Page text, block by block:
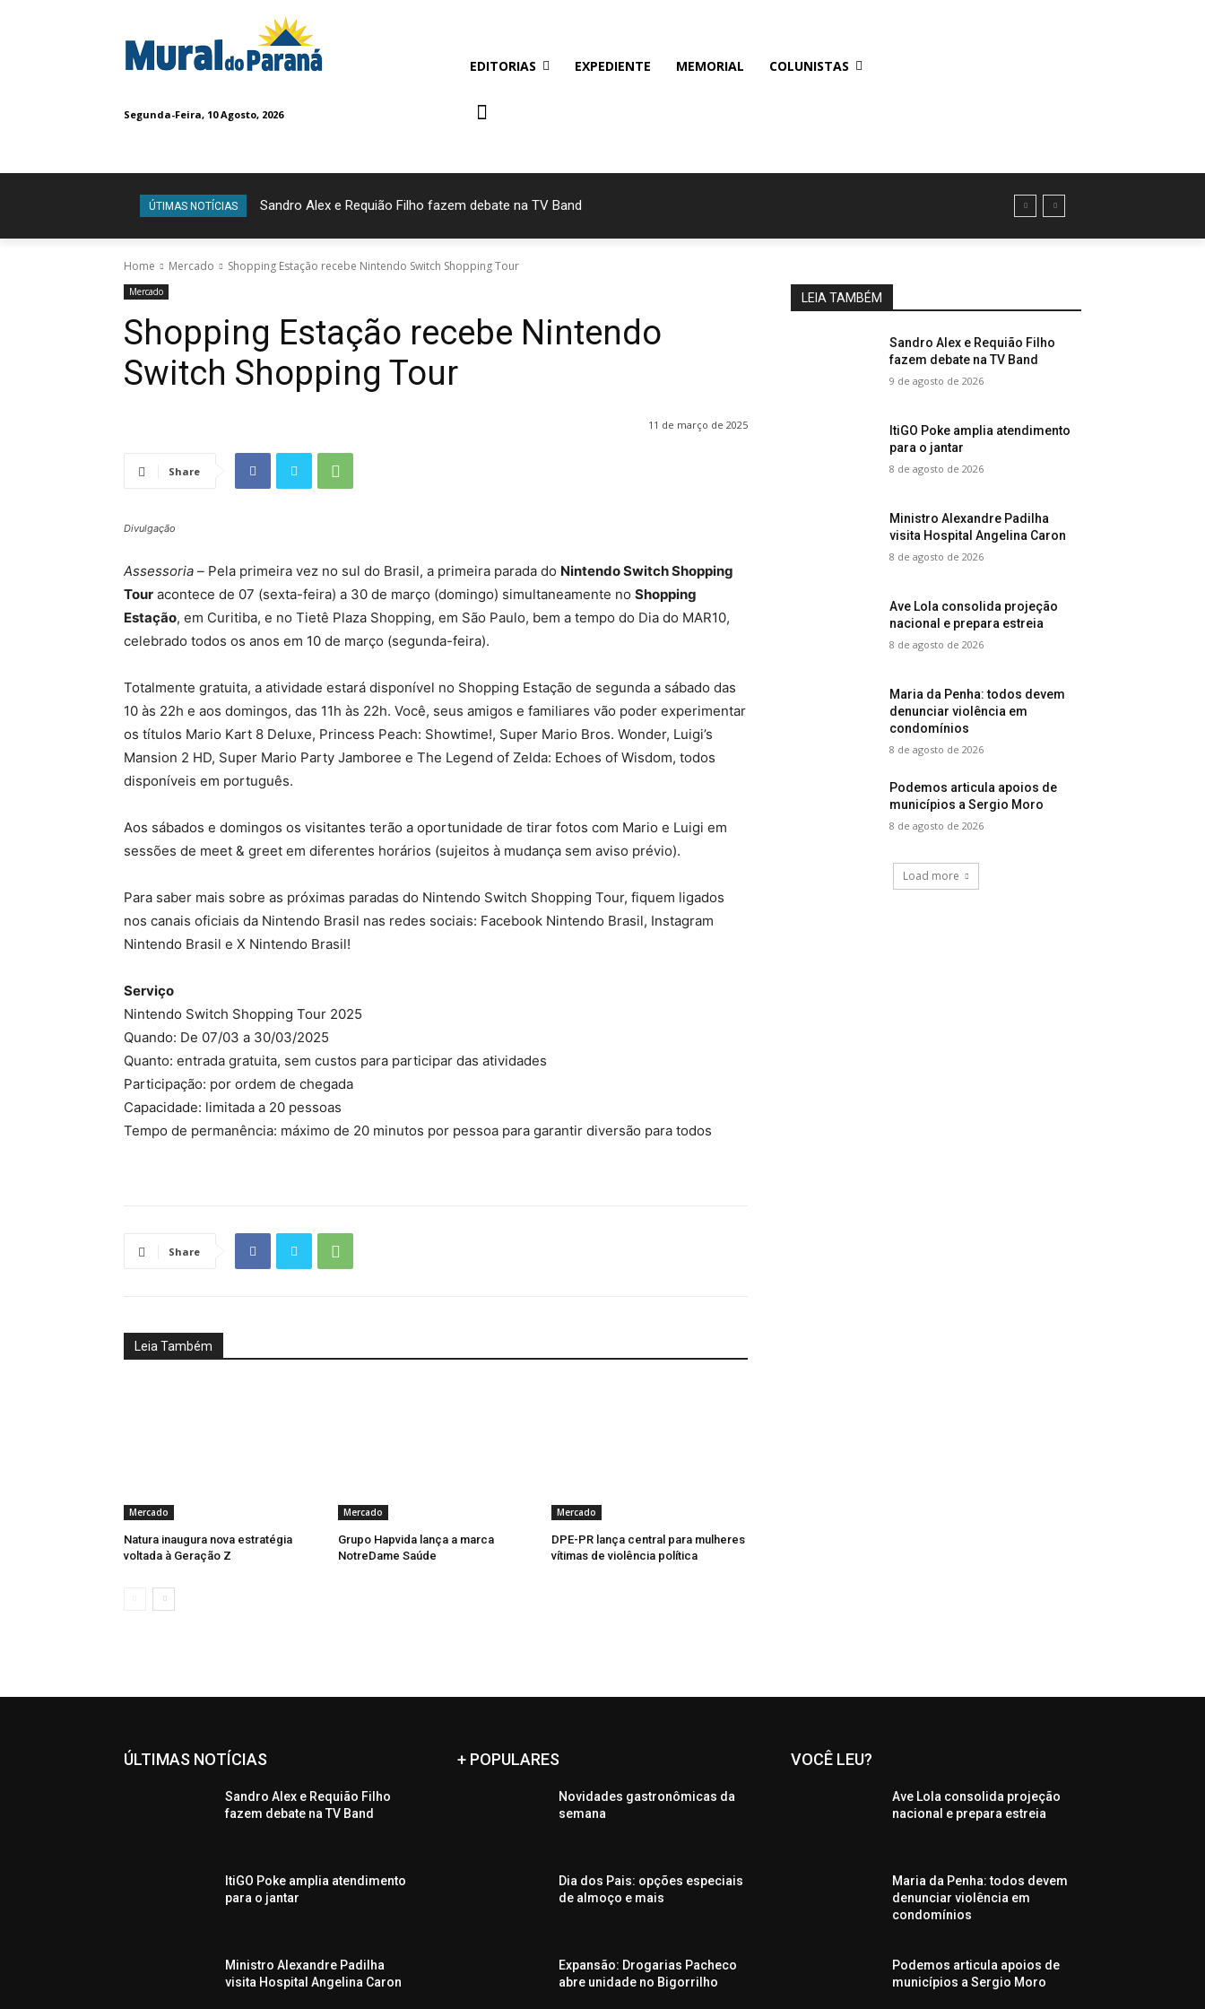
Segunda-Feira, 10 Agosto, 2026
EDITORIAS EXPEDIENTE MEMORIAL COLUNISTAS
ÚTIMAS NOTÍCIAS Sandro Alex e Requião Filho fazem debate na TV Band
Home Mercado Shopping Estação recebe Nintendo Switch Shopping Tour
Mercado
Shopping Estação recebe Nintendo
Switch Shopping Tour
11 de março de 2025
Share
Divulgação
Assessoria – Pela primeira vez no sul do Brasil, a primeira parada do Nintendo Switch Shopping
Tour acontece de 07 (sexta-feira) a 30 de março (domingo) simultaneamente no Shopping
Estação, em Curitiba, e no Tietê Plaza Shopping, em São Paulo, bem a tempo do Dia do MAR10,
celebrado todos os anos em 10 de março (segunda-feira).
Totalmente gratuita, a atividade estará disponível no Shopping Estação de segunda a sábado das
10 às 22h e aos domingos, das 11h às 22h. Você, seus amigos e familiares vão poder experimentar
os títulos Mario Kart 8 Deluxe, Princess Peach: Showtime!, Super Mario Bros. Wonder, Luigi’s
Mansion 2 HD, Super Mario Party Jamboree e The Legend of Zelda: Echoes of Wisdom, todos
disponíveis em português.
Aos sábados e domingos os visitantes terão a oportunidade de tirar fotos com Mario e Luigi em
sessões de meet & greet em diferentes horários (sujeitos à mudança sem aviso prévio).
Para saber mais sobre as próximas paradas do Nintendo Switch Shopping Tour, fiquem ligados
nos canais oficiais da Nintendo Brasil nas redes sociais: Facebook Nintendo Brasil, Instagram
Nintendo Brasil e X Nintendo Brasil!
Serviço
Nintendo Switch Shopping Tour 2025
Quando: De 07/03 a 30/03/2025
Quanto: entrada gratuita, sem custos para participar das atividades
Participação: por ordem de chegada
Capacidade: limitada a 20 pessoas
Tempo de permanência: máximo de 20 minutos por pessoa para garantir diversão para todos
Share
Leia Também
Mercado
Natura inaugura nova estratégia
voltada à Geração Z
Mercado
Grupo Hapvida lança a marca
NotreDame Saúde
Mercado
DPE-PR lança central para mulheres
vítimas de violência política
LEIA TAMBÉM
Sandro Alex e Requião Filho
fazem debate na TV Band
9 de agosto de 2026
ItiGO Poke amplia atendimento
para o jantar
8 de agosto de 2026
Ministro Alexandre Padilha
visita Hospital Angelina Caron
8 de agosto de 2026
Ave Lola consolida projeção
nacional e prepara estreia
8 de agosto de 2026
Maria da Penha: todos devem
denunciar violência em
condomínios
8 de agosto de 2026
Podemos articula apoios de
municípios a Sergio Moro
8 de agosto de 2026
Load more
ÚLTIMAS NOTÍCIAS
Sandro Alex e Requião Filho
fazem debate na TV Band
ItiGO Poke amplia atendimento
para o jantar
Ministro Alexandre Padilha
visita Hospital Angelina Caron
+ POPULARES
Novidades gastronômicas da
semana
Dia dos Pais: opções especiais
de almoço e mais
Expansão: Drogarias Pacheco
abre unidade no Bigorrilho
VOCÊ LEU?
Ave Lola consolida projeção
nacional e prepara estreia
Maria da Penha: todos devem
denunciar violência em
condomínios
Podemos articula apoios de
municípios a Sergio Moro